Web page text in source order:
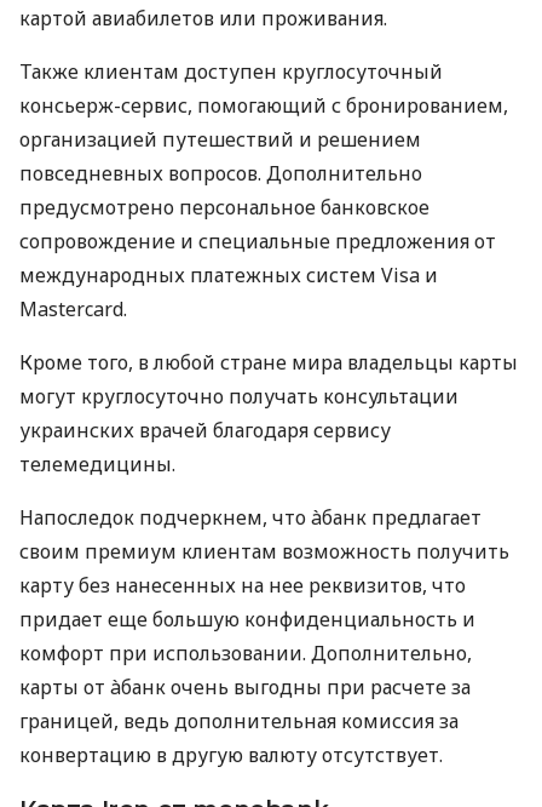
картой авиабилетов или проживания.
Также клиентам доступен круглосуточный
консьерж-сервис, помогающий с бронированием,
организацией путешествий и решением
повседневных вопросов. Дополнительно
предусмотрено персональное банковское
сопровождение и специальные предложения от
международных платежных систем Visa и
Mastercard.
Кроме того, в любой стране мира владельцы карты
могут круглосуточно получать консультации
украинских врачей благодаря сервису
телемедицины.
Напоследок подчеркнем, что àбанк предлагает
своим премиум клиентам возможность получить
карту без нанесенных на нее реквизитов, что
придает еще большую конфиденциальность и
комфорт при использовании. Дополнительно,
карты от àбанк очень выгодны при расчете за
границей, ведь дополнительная комиссия за
конвертацию в другую валюту отсутствует.